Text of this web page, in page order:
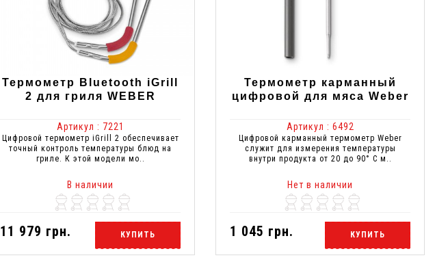
Термометр Bluetooth iGrill
2 для гриля WEBER
Артикул : 7221
Цифровой термометр iGrill 2 обеспечивает
точный контроль температуры блюд на
гриле. К этой модели мо..
В наличии
11 979 грн. КУПИТЬ
Термометр карманный
цифровой для мяса Weber
Артикул : 6492
Цифровой карманный термометр Weber
служит для измерения температуры
внутри продукта от 20 до 90° С м..
Нет в наличии
1 045 грн. КУПИТЬ